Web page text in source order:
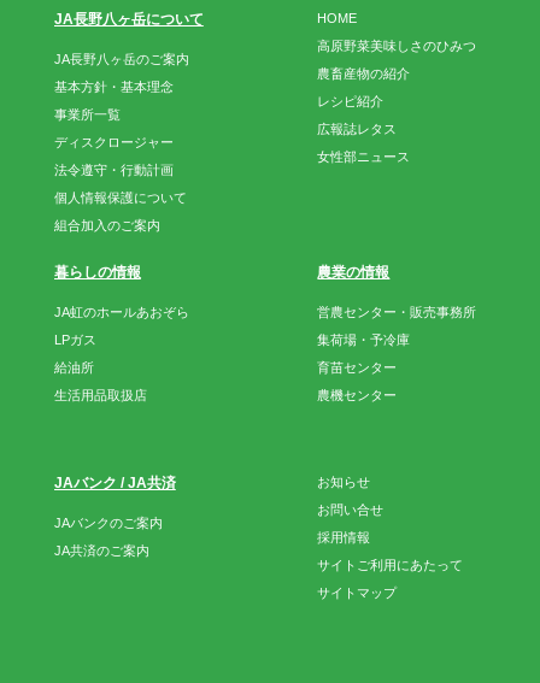
HOME
高原野菜美味しさのひみつ
農畜産物の紹介
レシピ紹介
広報誌レタス
女性部ニュース
JA長野八ヶ岳について
JA長野八ヶ岳のご案内
基本方針・基本理念
事業所一覧
ディスクロージャー
法令遵守・行動計画
個人情報保護について
組合加入のご案内
暮らしの情報
JA虹のホールあおぞら
LPガス
給油所
生活用品取扱店
農業の情報
営農センター・販売事務所
集荷場・予冷庫
育苗センター
農機センター
JAバンク / JA共済
JAバンクのご案内
JA共済のご案内
お知らせ
お問い合せ
採用情報
サイトご利用にあたって
サイトマップ